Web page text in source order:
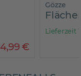
,99€
Gözze
Lieferzeit